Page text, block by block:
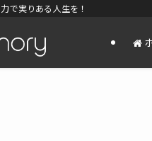
で実りある人生を！